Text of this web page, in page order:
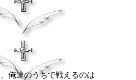
俺達のうちで戦えるのは